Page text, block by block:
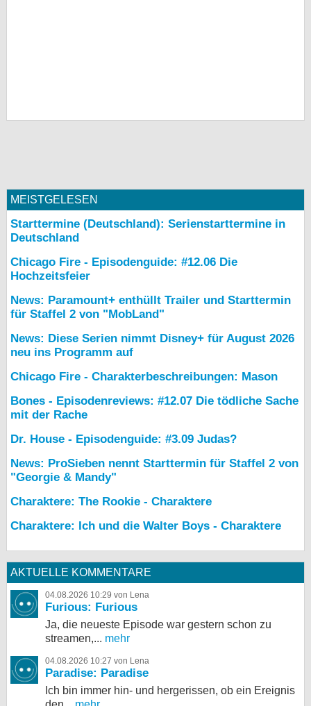
MEISTGELESEN
Starttermine (Deutschland): Serienstarttermine in
Deutschland
Chicago Fire - Episodenguide: #12.06 Die
Hochzeitsfeier
News: Paramount+ enthüllt Trailer und Starttermin
für Staffel 2 von "MobLand"
News: Diese Serien nimmt Disney+ für August 2026
neu ins Programm auf
Chicago Fire - Charakterbeschreibungen: Mason
Bones - Episodenreviews: #12.07 Die tödliche Sache
mit der Rache
Dr. House - Episodenguide: #3.09 Judas?
News: ProSieben nennt Starttermin für Staffel 2 von
"Georgie & Mandy"
Charaktere: The Rookie - Charaktere
Charaktere: Ich und die Walter Boys - Charaktere
AKTUELLE KOMMENTARE
04.08.2026 10:29 von Lena
Furious: Furious
Ja, die neueste Episode war gestern schon zu
streamen,... mehr
04.08.2026 10:27 von Lena
Paradise: Paradise
Ich bin immer hin- und hergerissen, ob ein Ereignis